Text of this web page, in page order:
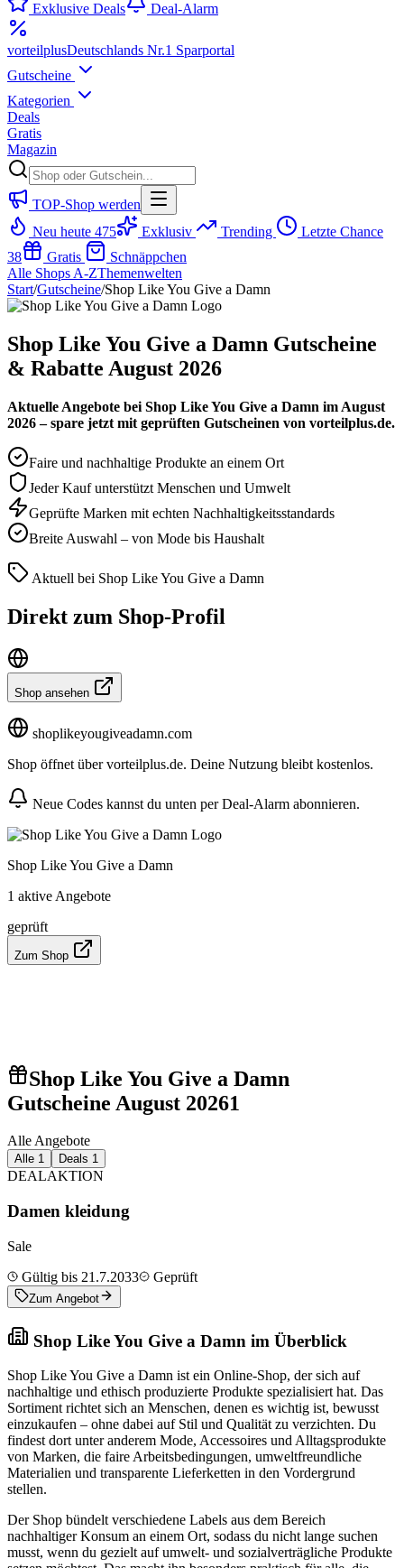
Exklusive Deals
Deal-Alarm
vorteilplusDeutschlands Nr.1 Sparportal
Gutscheine
Kategorien
Deals
Gratis
Magazin
TOP-Shop werden
Neu heute 475 Exklusiv Trending
Letzte Chance
38
Gratis
Schnäppchen
Alle Shops A-ZThemenwelten
Start/Gutscheine/Shop Like You Give a Damn
Shop Like You Give a Damn Gutscheine
& Rabatte August 2026
Aktuelle Angebote bei Shop Like You Give a Damn im August
2026 – spare jetzt mit geprüften Gutscheinen von vorteilplus.de.
Faire und nachhaltige Produkte an einem Ort
Jeder Kauf unterstützt Menschen und Umwelt
Geprüfte Marken mit echten Nachhaltigkeitsstandards
Breite Auswahl – von Mode bis Haushalt
Aktuell bei Shop Like You Give a Damn
Direkt zum Shop-Profil
Shop ansehen
shoplikeyougiveadamn.com
Shop öffnet über vorteilplus.de. Deine Nutzung bleibt kostenlos.
Neue Codes kannst du unten per Deal-Alarm abonnieren.
Shop Like You Give a Damn
1 aktive Angebote
geprüft
Zum Shop
Shop Like You Give a Damn
Gutscheine August 20261
Alle Angebote
Alle 1 Deals 1
DEALAKTION
Damen kleidung
Sale
Gültig bis 21.7.2033
Geprüft
Zum Angebot
Shop Like You Give a Damn im Überblick
Shop Like You Give a Damn ist ein Online-Shop, der sich auf
nachhaltige und ethisch produzierte Produkte spezialisiert hat. Das
Sortiment richtet sich an Menschen, denen es wichtig ist, bewusst
einzukaufen – ohne dabei auf Stil und Qualität zu verzichten. Du
findest dort unter anderem Mode, Accessoires und Alltagsprodukte
von Marken, die faire Arbeitsbedingungen, umweltfreundliche
Materialien und transparente Lieferketten in den Vordergrund
stellen.
Der Shop bündelt verschiedene Labels aus dem Bereich
nachhaltiger Konsum an einem Ort, sodass du nicht lange suchen
musst, wenn du gezielt auf umwelt- und sozialverträgliche Produkte